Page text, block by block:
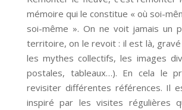
mémoire qui le constitue « où soi-
soi-même ». On ne voit jamais un
territoire, on le revoit : il est là,
les mythes collectifs, les images
postales, tableaux…). En cela le
revisiter différentes références. Il
inspiré par les visites régulières